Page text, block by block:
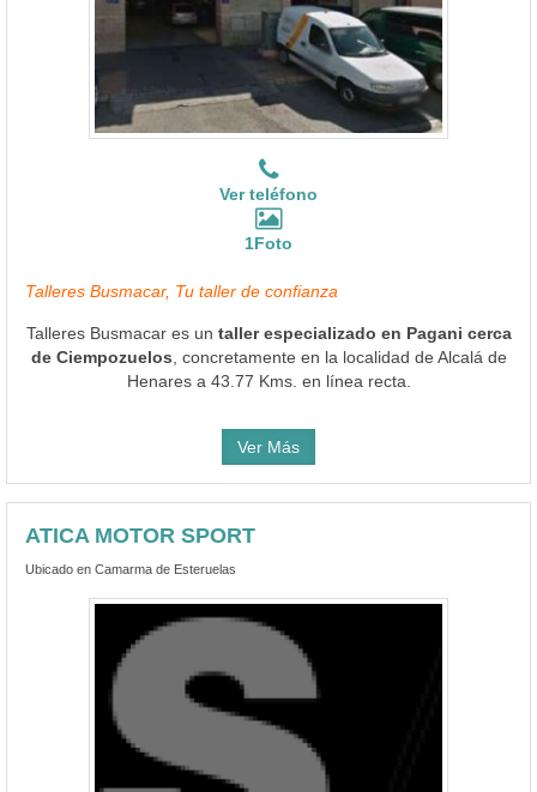
Ver teléfono
1Foto
Talleres Busmacar, Tu taller de confianza
Talleres Busmacar es un taller especializado en Pagani cerca
de Ciempozuelos , concretamente en la localidad de Alcalá de
Henares a 43.77 Kms. en línea recta.
Ver Más
ATICA MOTOR SPORT
Ubicado en Camarma de Esteruelas